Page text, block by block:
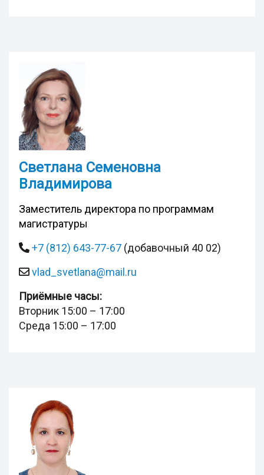
Светлана Семеновна
Владимирова
Заместитель директора по программам
магистратуры
+7 (812) 643-77-67 (добавочный 40 02)
vlad_svetlana@mail.ru
Приёмные часы:
Вторник 15:00 – 17:00
Среда 15:00 – 17:00